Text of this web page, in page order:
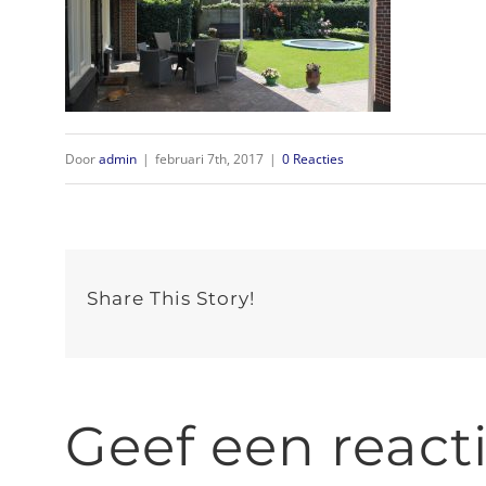
Dooradmin | februari 7th, 2017 | 0 Reacties
Share This Story!
Geef een